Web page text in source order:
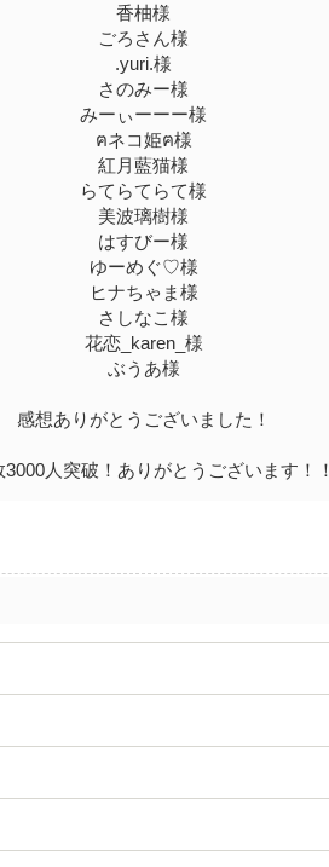
香柚様
ごろさん様
.yuri.様
さのみー様
みーぃーーー様
ฅネコ姫ฅ様
紅月藍猫様
らてらてらて様
美波璃樹様
はすびー様
ゆーめぐ♡様
ヒナちゃま様
さしなこ様
花恋_karen_様
ぶうあ様
感想ありがとうございました！
3000人突破！ありがとうございます！！